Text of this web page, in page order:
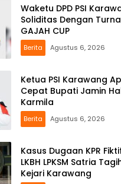
Waketu DPD PSI
Soliditas Dengan
GAJAH CUP
Berita Agustus 6, 2026
Ketua PSI Karawang
Cepat Bupati Jamin
Karmila
Berita Agustus 6, 2026
Kasus Dugaan KPR
LKBH LPKSM Satria
Kejari Karawang